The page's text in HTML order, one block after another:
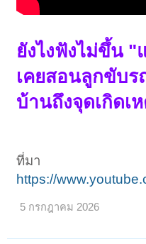
ยังไงฟังไม่ขึ้น "
เคยสอนลูกขับร
บ้านถึงจุดเกิดเ
ที่มา
https://
5 กรกฎาคม 2026